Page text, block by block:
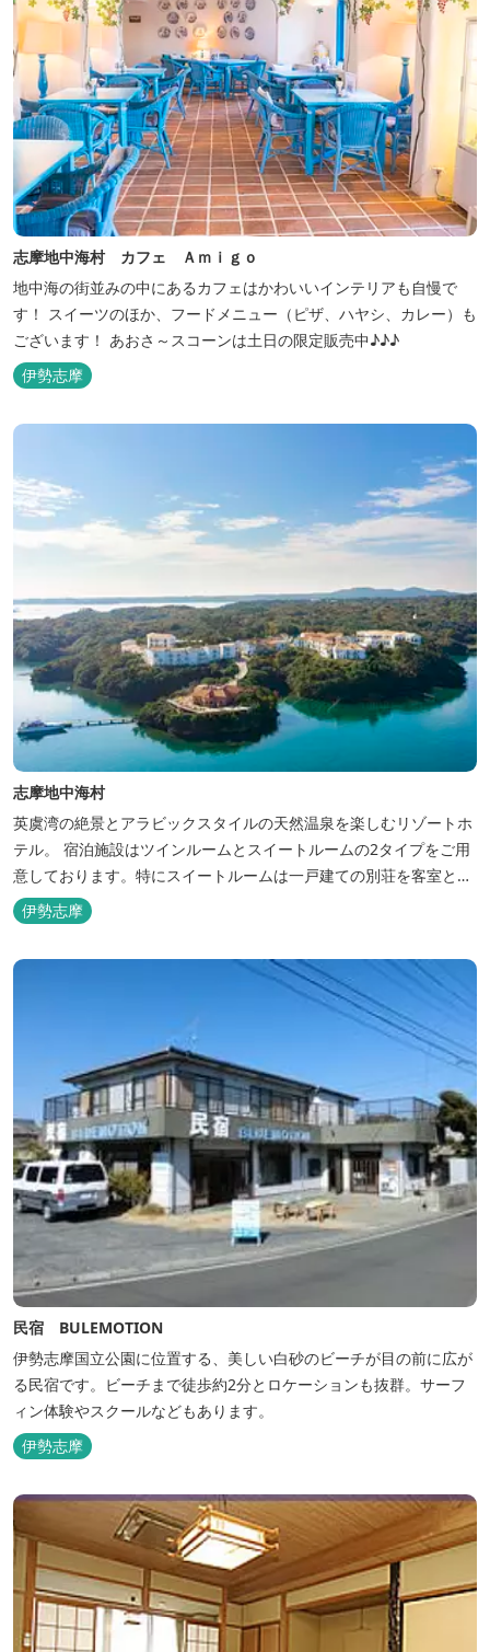
志摩地中海村 カフェ Ａｍｉｇｏ
地中海の街並みの中にあるカフェはかわいいインテリアも自慢で
す！ スイーツのほか、フードメニュー（ピザ、ハヤシ、カレー）も
ございます！ あおさ～スコーンは土日の限定販売中♪♪♪
伊勢志摩
志摩地中海村
英虞湾の絶景とアラビックスタイルの天然温泉を楽しむリゾートホ
テル。 宿泊施設はツインルームとスイートルームの2タイプをご用
意しております。特にスイートルームは一戸建ての別荘を客室とし
てリニューアル♪120平米の驚きの広さとこだわりの調度品が自慢
です！ スペイン１ツ星レストランと提携したレストランでのお食事
も楽しみのひとつです。 また、日帰りプランでは、クラフト体験工
伊勢志摩
民宿 BULEMOTION
伊勢志摩国立公園に位置する、美しい白砂のビーチが目の前に広が
る民宿です。ビーチまで徒歩約2分とロケーションも抜群。サーフ
ィン体験やスクールなどもあります。
伊勢志摩